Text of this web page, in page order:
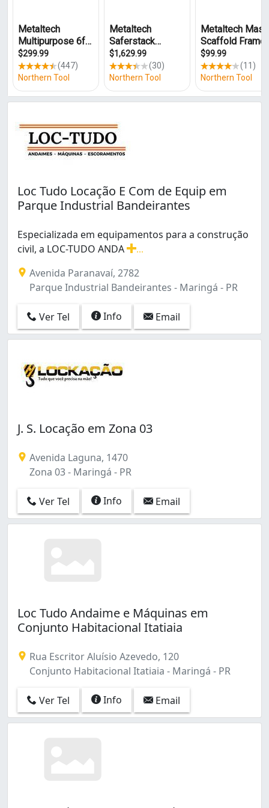
Loc Tudo Locação E Com de Equip em
Parque Industrial Bandeirantes
Especializada em equipamentos para a construção
civil, a LOC-TUDO ANDA
Avenida Paranavaí, 2782
Parque Industrial Bandeirantes - Maringá - PR
Ver Tel Info Email
J. S. Locação em Zona 03
Avenida Laguna, 1470
Zona 03 - Maringá - PR
Ver Tel Info Email
Loc Tudo Andaime e Máquinas em
Conjunto Habitacional Itatiaia
Rua Escritor Aluísio Azevedo, 120
Conjunto Habitacional Itatiaia - Maringá - PR
Ver Tel Info Email